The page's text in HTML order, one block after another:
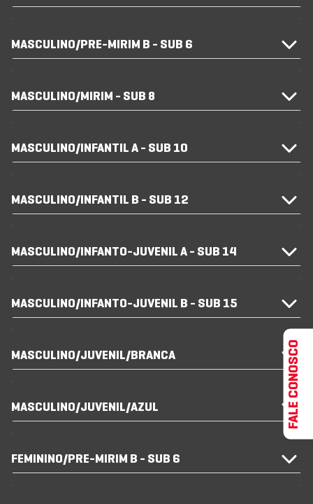
MASCULINO/PRE-MIRIM B - SUB 6
MASCULINO/MIRIM - SUB 8
MASCULINO/INFANTIL A - SUB 10
MASCULINO/INFANTIL B - SUB 12
MASCULINO/INFANTO-JUVENIL A - SUB 14
MASCULINO/INFANTO-JUVENIL B - SUB 15
MASCULINO/JUVENIL/BRANCA
MASCULINO/JUVENIL/AZUL
FEMININO/PRE-MIRIM B - SUB 6
FALE CONOSCO